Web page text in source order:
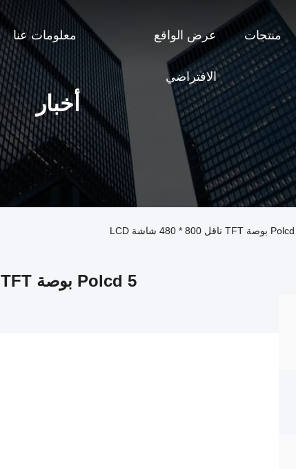
منتجات عرض الواقع
الافتراضي
معلومات عنا
أخبار
Polcd 5 بوصة TFT ناقل 800 * 480 شاشة LCD